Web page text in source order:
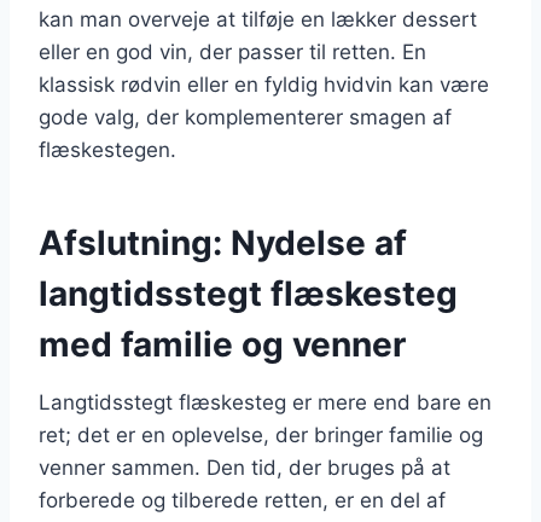
kan man overveje at tilføje en lækker dessert
eller en god vin, der passer til retten. En
klassisk rødvin eller en fyldig hvidvin kan være
gode valg, der komplementerer smagen af
flæskestegen.
Afslutning: Nydelse af
langtidsstegt flæskesteg
med familie og venner
Langtidsstegt flæskesteg er mere end bare en
ret; det er en oplevelse, der bringer familie og
venner sammen. Den tid, der bruges på at
forberede og tilberede retten, er en del af